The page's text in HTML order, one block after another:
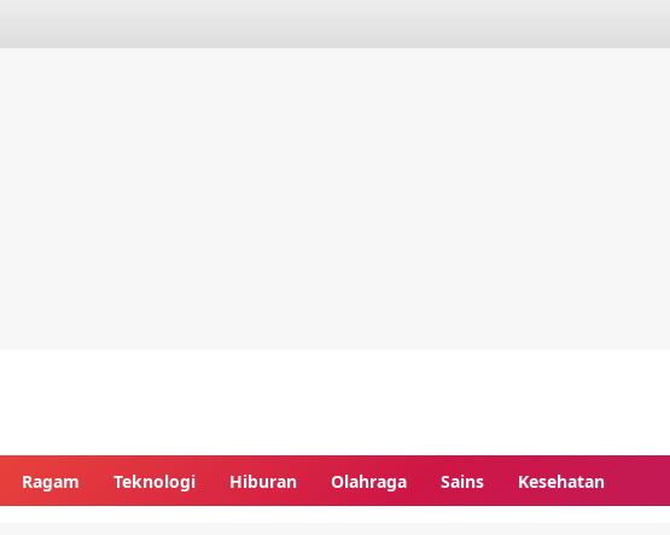
Ragam Teknologi Hiburan Olahraga Sains Kesehatan